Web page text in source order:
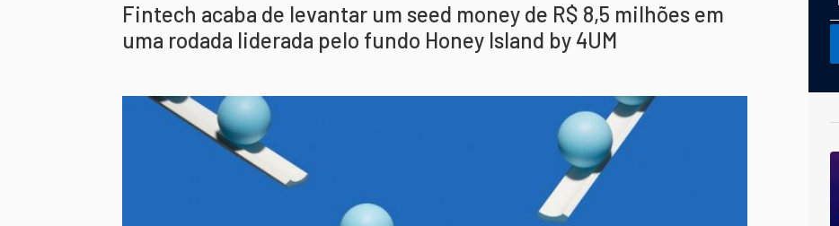
Fintech acaba de levantar um seed money de R$ 8,5 milhões em
uma rodada liderada pelo fundo Honey Island by 4UM